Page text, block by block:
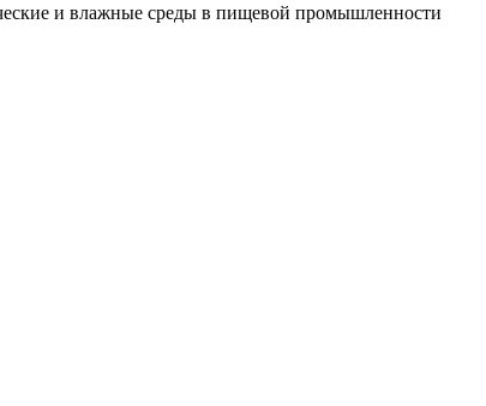
и влажные среды в пищевой промышленности